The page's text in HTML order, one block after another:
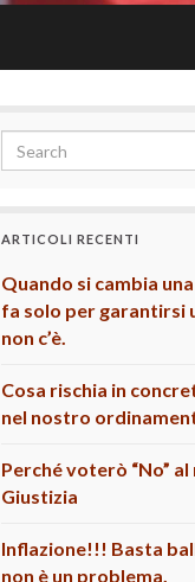
ARTICOLI RECENTI
Quando si cambia
fa solo per garantirsi
non c’è.
Cosa rischia in
nel nostro
Perché voterò “No”
Giustizia
Inflazione!!! Basta
non è un problema.